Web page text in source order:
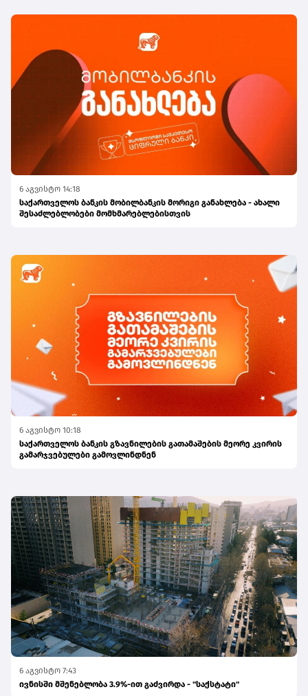
6 აგვისტო 14:18
საქართველოს ბანკის მობილბანკის მორიგი განახლება - ახალი
შესაძლებლობები მომხმარებლებისთვის
6 აგვისტო 10:18
საქართველოს ბანკის გზავნილების გათამაშების მეორე კვირის
გამარჯვებულები გამოვლინდნენ
6 აგვისტო 7:43
ივნისში მშენებლობა 3.9%-ით გაძვირდა - "საქსტატი"